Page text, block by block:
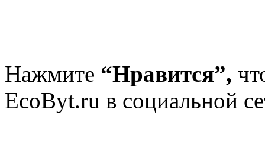
Нажмите “Нравится”,
EcoByt.ru в социальной